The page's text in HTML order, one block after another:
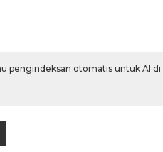
pengindeksan otomatis untuk AI di